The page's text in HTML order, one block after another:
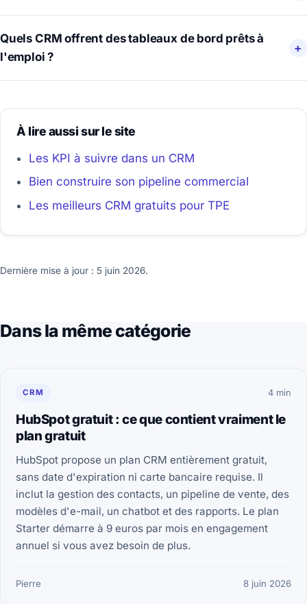
Quels CRM offrent des tableaux de bord prêts à
l'emploi ?
À lire aussi sur le site
Les KPI à suivre dans un CRM
Bien construire son pipeline commercial
Les meilleurs CRM gratuits pour TPE
Dernière mise à jour : 5 juin 2026.
Dans la même catégorie
CRM 4 min
HubSpot gratuit : ce que contient vraiment le
plan gratuit
HubSpot propose un plan CRM entièrement gratuit,
sans date d'expiration ni carte bancaire requise. Il
inclut la gestion des contacts, un pipeline de vente, des
modèles d'e-mail, un chatbot et des rapports. Le plan
Starter démarre à 9 euros par mois en engagement
annuel si vous avez besoin de plus.
Pierre 8 juin 2026